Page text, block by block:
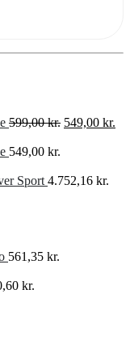
599,00kr. Den
599,00 kr..
549,00 kr.
549,00 kr.
Sport 4.752,16 kr.
561,35 kr.
kr.